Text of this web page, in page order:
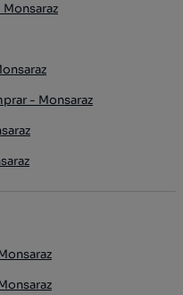
- Monsaraz